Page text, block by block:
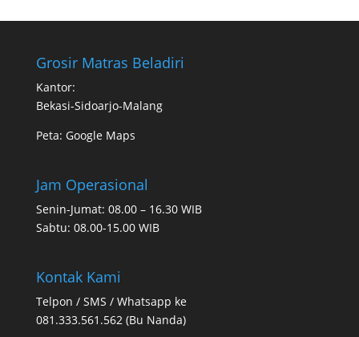
Grosir Matras Beladiri
Kantor:
Bekasi-Sidoarjo-Malang
Peta: Google Maps
Jam Operasional
Senin-Jumat: 08.00 – 16.30 WIB
Sabtu: 08.00-15.00 WIB
Kontak Kami
Telpon / SMS / Whatsapp ke
081.333.561.562 (Bu Nanda)